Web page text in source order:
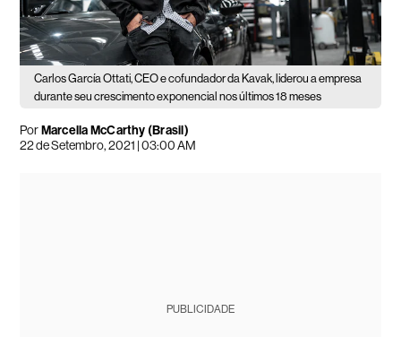
Carlos García Ottati, CEO e cofundador da Kavak, liderou a empresa
durante seu crescimento exponencial nos últimos 18 meses
PorMarcella McCarthy (Brasil)
22 de Setembro, 2021 | 03:00 AM
PUBLICIDADE